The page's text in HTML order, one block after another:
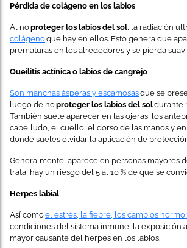
Pérdida de colágeno en los labios
Al noproteger los labios del sol , la radiación
colágenoque hay en ellos. Esto genera que
prematuras en los alrededores y se pierda
Queilitis actínica o labios de cangrejo
Son manchas ásperas y escamosasque se
luego de noproteger los labios del soldurante
También suele aparecer en las ojeras, los
cabelludo, el cuello, el dorso de las manos y
donde sueles olvidar la aplicación de
Generalmente, aparece en personas mayores
trata, hay un riesgo del 5 al 10 % de que se
Herpes labial
Así comoel estrés, la fiebre, los cambios
condiciones del sistema inmune, la exposición
mayor causante del herpes en los labios.